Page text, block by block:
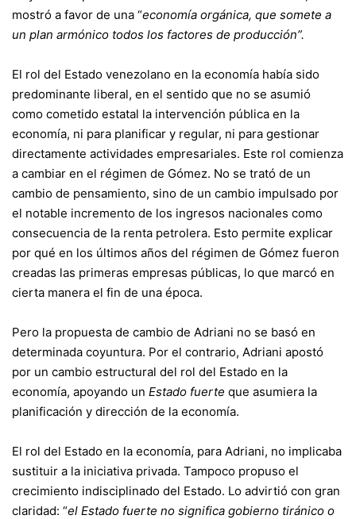
mostró a favor de una “economía orgánica, que somete a
un plan armónico todos los factores de producción”.
El rol del Estado venezolano en la economía había sido
predominante liberal, en el sentido que no se asumió
como cometido estatal la intervención pública en la
economía, ni para planificar y regular, ni para gestionar
directamente actividades empresariales. Este rol comienza
a cambiar en el régimen de Gómez. No se trató de un
cambio de pensamiento, sino de un cambio impulsado por
el notable incremento de los ingresos nacionales como
consecuencia de la renta petrolera. Esto permite explicar
por qué en los últimos años del régimen de Gómez fueron
creadas las primeras empresas públicas, lo que marcó en
cierta manera el fin de una época.
Pero la propuesta de cambio de Adriani no se basó en
determinada coyuntura. Por el contrario, Adriani apostó
por un cambio estructural del rol del Estado en la
economía, apoyando un Estado fuerte que asumiera la
planificación y dirección de la economía.
El rol del Estado en la economía, para Adriani, no implicaba
sustituir a la iniciativa privada. Tampoco propuso el
crecimiento indisciplinado del Estado. Lo advirtió con gran
claridad: “el Estado fuerte no significa gobierno tiránico o